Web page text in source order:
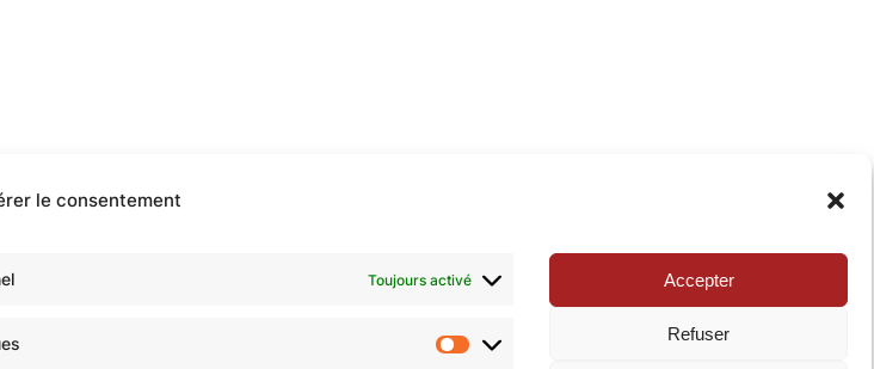
le consentement
Toujours activé Accepter
Refuser